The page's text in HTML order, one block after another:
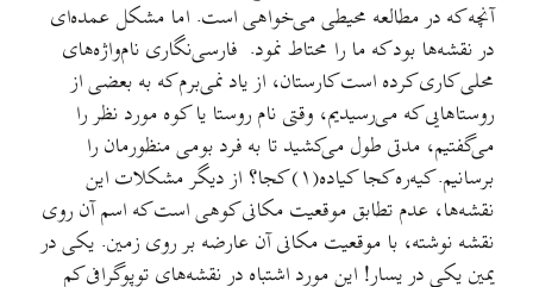
آنچه که در مطالعه محیطی می‌خواهی است. اما مشکل عمده‌ای
در نقشه‌ها بود که ما را محتاط نمود. فارسی‌نگاری نام‌واژه‌های
محلی کاری کرده است کارستان، از یاد نمی‌برم که به بعضی از
روستاهایی که می‌رسیدیم، وقتی نام روستا یا کوه مورد نظر را
می‌گفتیم، مدتی طول می‌کشید تا به فرد بومی منظورمان را
برسانیم. کیه‌ره کجا کیاده(۱) کجا؟ از دیگر مشکلات این
نقشه‌ها، عدم تطابق موقعیت مکانی کوهی است که اسم آن روی
نقشه نوشته، با موقعیت مکانی آن عارضه بر روی زمین. یکی در
یمین یکی در یسار! این مورد اشتباه در نقشه‌های توپوگرافی کم